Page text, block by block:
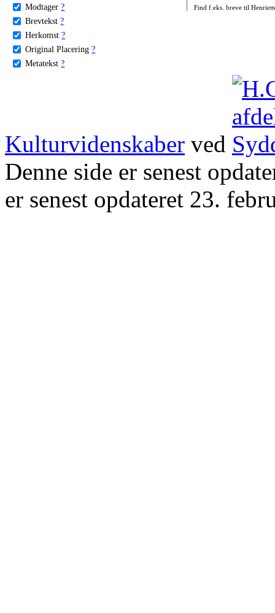
Modtager ?
Brevtekst ?
Herkomst ?
Original Placering ?
Metatekst ?
Find f.eks. breve til
Kulturvidenskaber ved
Denne side er senest
er senest opdateret 23.